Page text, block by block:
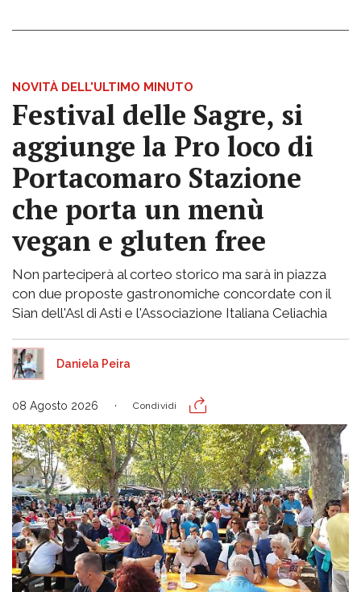
NOVITÀ DELL'ULTIMO MINUTO
Festival delle Sagre, si
aggiunge la Pro loco di
Portacomaro Stazione
che porta un menù
vegan e gluten free
Non parteciperà al corteo storico ma sarà in piazza
con due proposte gastronomiche concordate con il
Sian dell'Asl di Asti e l'Associazione Italiana Celiachia
Daniela Peira
08 Agosto 2026 Condividi